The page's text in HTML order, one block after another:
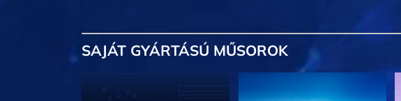
SAJÁT GYÁRTÁSÚ MŰSOROK